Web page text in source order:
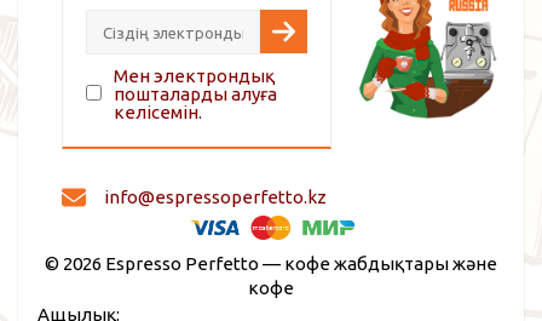
Мен электрондық
пошталарды алуға
келісемін.
info@espressoperfetto.kz
© 2026 Espresso Perfetto — кофе жабдықтары және
кофе
Ащылық: